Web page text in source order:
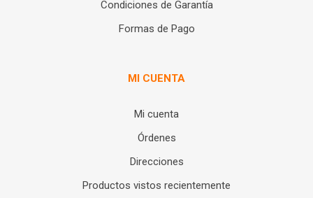
Condiciones de Garantía
Formas de Pago
MI CUENTA
Mi cuenta
Órdenes
Direcciones
Productos vistos recientemente